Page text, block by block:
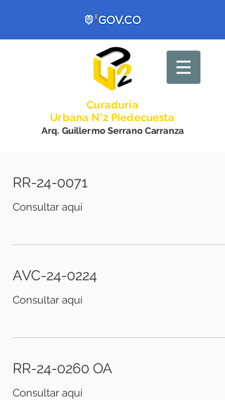
Curaduría
Urbana N°2 Piedecuesta
Arq. Guillermo Serrano Carranza
RR-24-0071
Consultar aquí
AVC-24-0224
Consultar aquí
RR-24-0260 OA
Consultar aquí